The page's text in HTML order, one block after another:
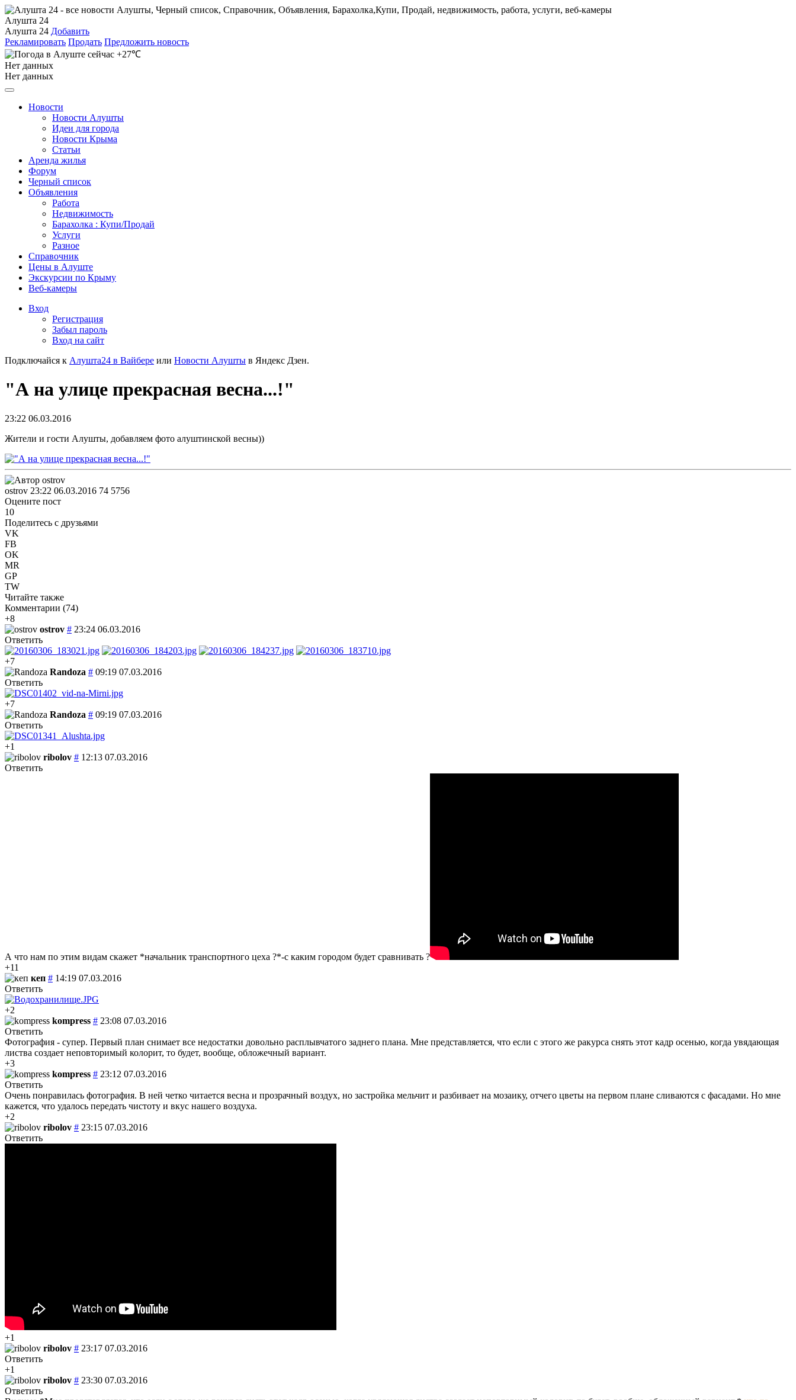
Алушта 24
Алушта 24 Добавить
Рекламировать Продать Предложить новость
+27℃
Нет данных
Нет данных
Новости
Новости Алушты
Идеи для города
Новости Крыма
Статьи
Аренда жилья
Форум
Черный список
Объявления
Работа
Недвижимость
Барахолка : Купи/Продай
Услуги
Разное
Справочник
Цены в Алуште
Экскурсии по Крыму
Веб-камеры
Вход
Регистрация
Забыл пароль
Вход на сайт
Подключайся к Алушта24 в Вайбере или Новости Алушты в Яндекс Дзен.
"А на улице прекрасная весна...!"
23:22 06.03.2016
Жители и гости Алушты, добавляем фото алуштинской весны))
ostrov 23:22 06.03.2016 74 5756
Оцените пост
10
Поделитесь с друзьями
VK
FB
OK
MR
GP
TW
Читайте также
Комментарии (74)
+8
ostrov # 23:24 06.03.2016
Ответить
+7
Randoza # 09:19 07.03.2016
Ответить
+7
Randoza # 09:19 07.03.2016
Ответить
+1
ribolov # 12:13 07.03.2016
Ответить
А что нам по этим видам скажет *начальник транспортного цеха ?*-с каким городом будет сравнивать ?
+11
кеп # 14:19 07.03.2016
Ответить
+2
kompress # 23:08 07.03.2016
Ответить
Фотография - супер. Первый план снимает все недостатки довольно расплывчатого заднего плана. Мне представляется, что если с этого же ракурса снять этот кадр осенью, когда увядающая
листва создает неповторимый колорит, то будет, вообще, обложечный вариант.
+3
kompress # 23:12 07.03.2016
Ответить
Очень понравилась фотография. В ней четко читается весна и прозрачный воздух, но застройка мельчит и разбивает на мозаику, отчего цветы на первом плане сливаются с фасадами. Но мне
кажется, что удалось передать чистоту и вкус нашего воздуха.
+2
ribolov # 23:15 07.03.2016
Ответить
+1
ribolov # 23:17 07.03.2016
Ответить
+1
ribolov # 23:30 07.03.2016
Ответить